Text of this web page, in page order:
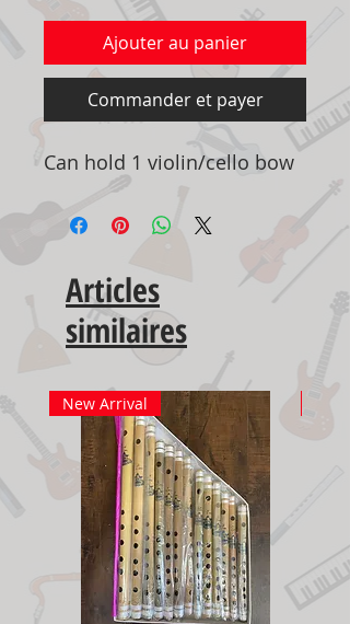
Ajouter au panier
Commander et payer
Can hold 1 violin/cello bow
Articles
similaires
New Arrival